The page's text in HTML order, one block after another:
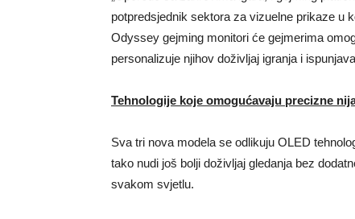
potpredsjednik sektora za vizuelne prikaze u
Odyssey gejming monitori će gejmerima
personalizuje njihov doživljaj igranja i
Tehnologije koje omogućavaju precizne
Sva tri nova modela se odlikuju OLED
tako nudi još bolji doživljaj gledanja bez
svakom svjetlu.